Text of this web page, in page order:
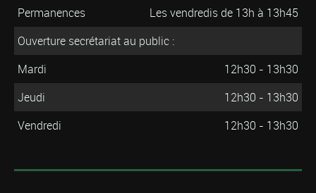
Permanences
Les vendredis de 13h à 13h45
Ouverture secrétariat au public :
Mardi
12h30 - 13h30
Jeudi
12h30 - 13h30
Vendredi
12h30 - 13h30